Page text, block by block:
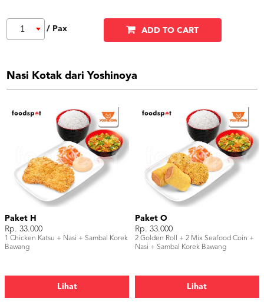
1 / Pax ADD TO CART
Nasi Kotak dari Yoshinoya
Paket H
Rp. 33.000
1 Chicken Katsu + Nasi + Sambal Korek
Bawang
Lihat
Paket O
Rp. 33.000
2 Golden Roll + 2 Mix Seafood Coin +
Nasi + Sambal Korek Bawang
Lihat